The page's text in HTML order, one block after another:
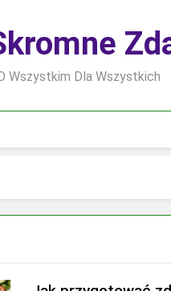
Wszystkim Dla Wszystkich